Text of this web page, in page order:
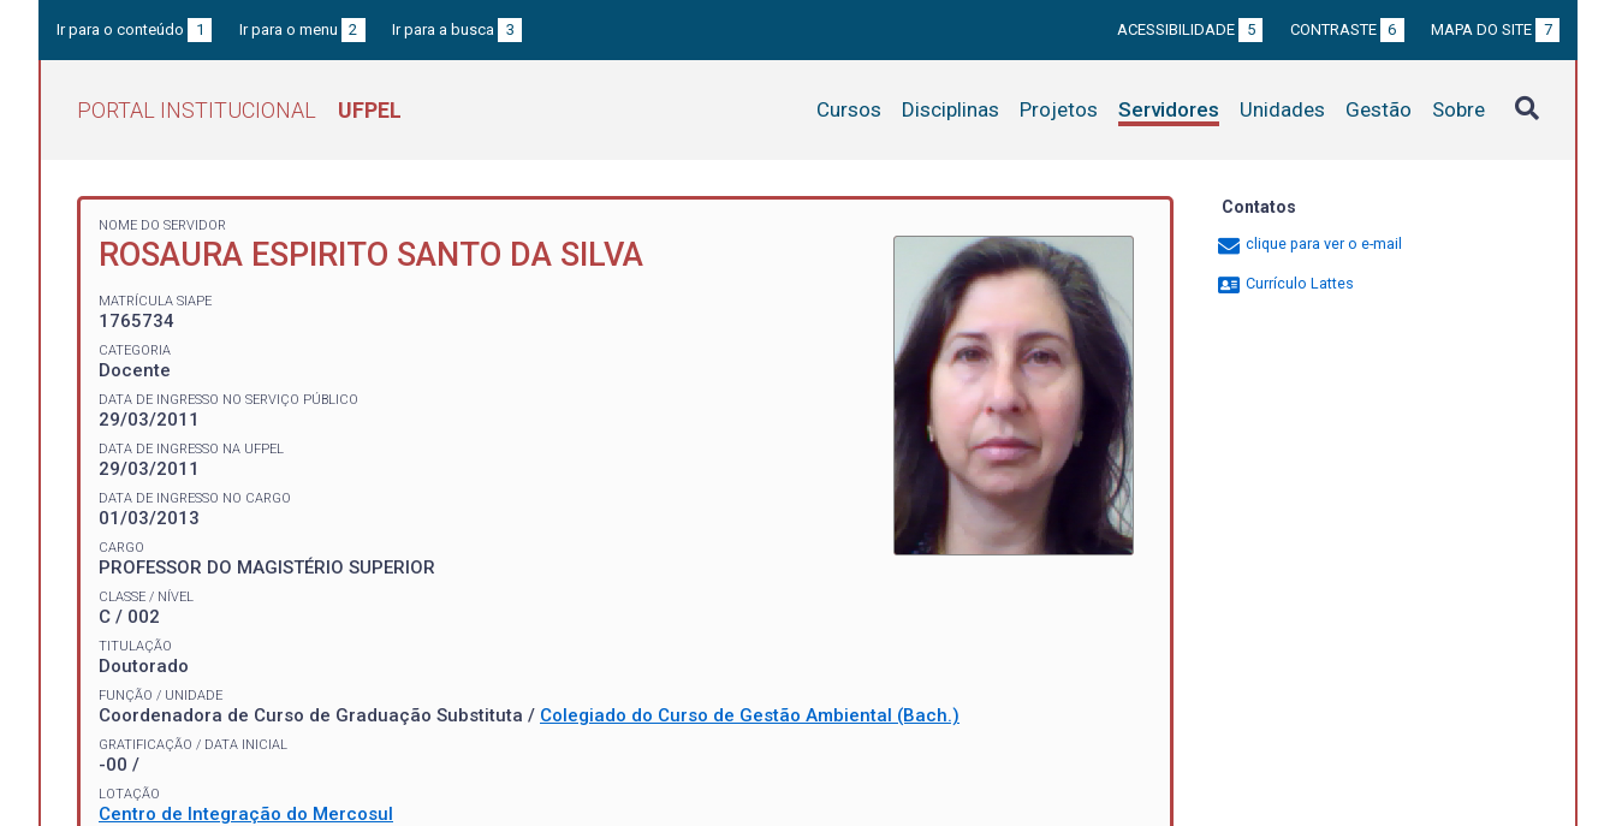
Ir para o conteúdo 1 Ir para o menu 2 Ir para a busca 3 ACESSIBILIDADE 5 CONTRASTE 6 MAPA DO SITE 7
PORTAL INSTITUCIONAL UFPEL Cursos Disciplinas Projetos Servidores Unidades Gestão Sobre
NOME DO SERVIDOR
ROSAURA ESPIRITO SANTO DA SILVA
MATRÍCULA SIAPE
1765734
CATEGORIA
Docente
DATA DE INGRESSO NO SERVIÇO PÚBLICO
29/03/2011
DATA DE INGRESSO NA UFPEL
29/03/2011
DATA DE INGRESSO NO CARGO
01/03/2013
CARGO
PROFESSOR DO MAGISTÉRIO SUPERIOR
CLASSE / NÍVEL
C / 002
TITULAÇÃO
Doutorado
FUNÇÃO / UNIDADE
Coordenadora de Curso de Graduação Substituta / Colegiado do Curso de Gestão Ambiental (Bach.)
GRATIFICAÇÃO / DATA INICIAL
-00 /
LOTAÇÃO
Centro de Integração do Mercosul
Contatos
clique para ver o e-mail
Currículo Lattes